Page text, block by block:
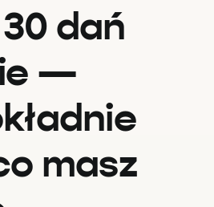
dań
—
masz